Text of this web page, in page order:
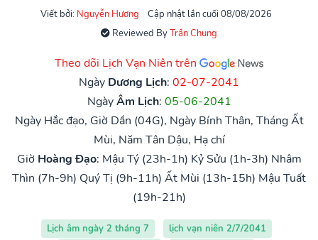
Viết bởi: Nguyễn Hương
Cập nhật lần cuối 08/08/2026
Reviewed ByTrần Chung
Theo dõi Lịch Vạn Niên trên
Ngày Dương Lịch: 02-07-2041
NgàyÂm Lịch: 05-06-2041
Ngày Hắc đạo, Giờ Dần (04G), Ngày Bính Thân, Tháng Ất
Mùi, Năm Tân Dậu, Hạ chí
Giờ Hoàng Đạo: Mậu Tý (23h-1h) Kỷ Sửu (1h-3h) Nhâm
Thìn (7h-9h) Quý Tị (9h-11h) Ất Mùi (13h-15h) Mậu Tuất
(19h-21h)
Lịch âm ngày 2 tháng 7
lịch vạn niên 2/7/2041